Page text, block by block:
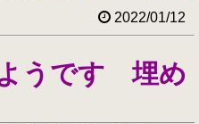
2022/01/12
うです 埋め